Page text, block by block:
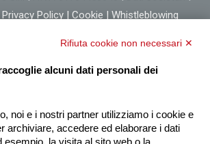
Privacy Policy | Cookie | Whistleblowing
Rifiuta cookie non necessari ✕
alcuni dati personali dei
noi e i nostri partner utilizziamo i cookie e
archiviare, accedere ed elaborare i dati
esempio, la visita al sito web o la